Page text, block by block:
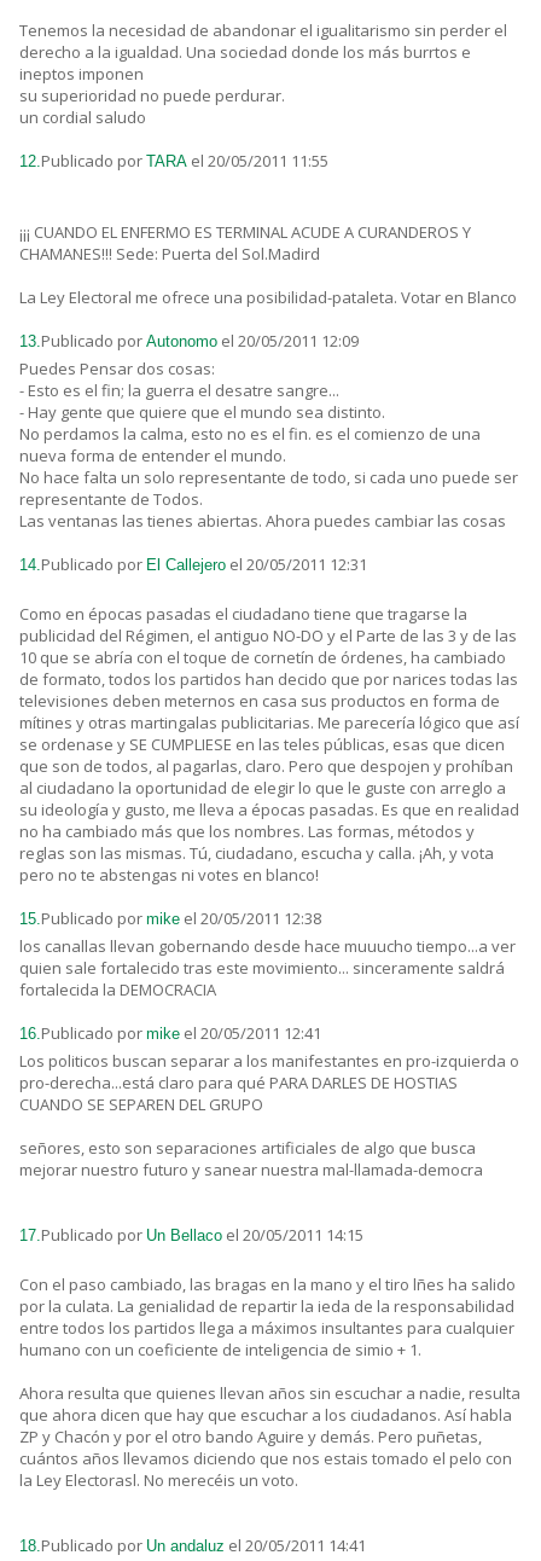
Tenemos la necesidad de abandonar el igualitarismo sin perder el
derecho a la igualdad. Una sociedad donde los más burrtos e
ineptos imponen
su superioridad no puede perdurar.
un cordial saludo
12.Publicado por TARA el 20/05/2011 11:55
¡¡¡ CUANDO EL ENFERMO ES TERMINAL ACUDE A CURANDEROS Y
CHAMANES!!! Sede: Puerta del Sol.Madird
La Ley Electoral me ofrece una posibilidad-pataleta. Votar en Blanco
13.Publicado por Autonomo el 20/05/2011 12:09
Puedes Pensar dos cosas:
- Esto es el fin; la guerra el desatre sangre...
- Hay gente que quiere que el mundo sea distinto.
No perdamos la calma, esto no es el fin. es el comienzo de una
nueva forma de entender el mundo.
No hace falta un solo representante de todo, si cada uno puede ser
representante de Todos.
Las ventanas las tienes abiertas. Ahora puedes cambiar las cosas
14.Publicado por El Callejero el 20/05/2011 12:31
Como en épocas pasadas el ciudadano tiene que tragarse la
publicidad del Régimen, el antiguo NO-DO y el Parte de las 3 y de las
10 que se abría con el toque de cornetín de órdenes, ha cambiado
de formato, todos los partidos han decido que por narices todas las
televisiones deben meternos en casa sus productos en forma de
mítines y otras martingalas publicitarias. Me parecería lógico que así
se ordenase y SE CUMPLIESE en las teles públicas, esas que dicen
que son de todos, al pagarlas, claro. Pero que despojen y prohíban
al ciudadano la oportunidad de elegir lo que le guste con arreglo a
su ideología y gusto, me lleva a épocas pasadas. Es que en realidad
no ha cambiado más que los nombres. Las formas, métodos y
reglas son las mismas. Tú, ciudadano, escucha y calla. ¡Ah, y vota
pero no te abstengas ni votes en blanco!
15.Publicado por mike el 20/05/2011 12:38
los canallas llevan gobernando desde hace muuucho tiempo...a ver
quien sale fortalecido tras este movimiento... sinceramente saldrá
fortalecida la DEMOCRACIA
16.Publicado por mike el 20/05/2011 12:41
Los politicos buscan separar a los manifestantes en pro-izquierda o
pro-derecha...está claro para qué PARA DARLES DE HOSTIAS
CUANDO SE SEPAREN DEL GRUPO
señores, esto son separaciones artificiales de algo que busca
mejorar nuestro futuro y sanear nuestra mal-llamada-democra
17.Publicado por Un Bellaco el 20/05/2011 14:15
Con el paso cambiado, las bragas en la mano y el tiro lñes ha salido
por la culata. La genialidad de repartir la ieda de la responsabilidad
entre todos los partidos llega a máximos insultantes para cualquier
humano con un coeficiente de inteligencia de simio + 1.
Ahora resulta que quienes llevan años sin escuchar a nadie, resulta
que ahora dicen que hay que escuchar a los ciudadanos. Así habla
ZP y Chacón y por el otro bando Aguire y demás. Pero puñetas,
cuántos años llevamos diciendo que nos estais tomado el pelo con
la Ley Electorasl. No merecéis un voto.
18.Publicado por Un andaluz el 20/05/2011 14:41